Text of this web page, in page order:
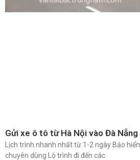
Gửi xe ô tô từ Hà Nội vào Đà Nẵng
Lịch trình nhanh nhất từ 1-2 ngày Bảo
chuyên dùng Lộ trình đi đến các